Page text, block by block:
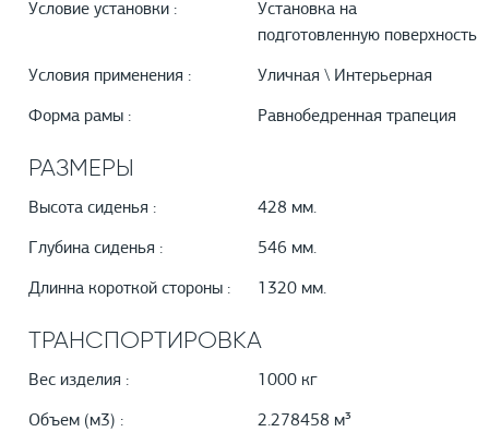
Условие установки :
Установка на
подготовленную поверхность
Условия применения : Уличная \ Интерьерная
Форма рамы : Равнобедренная трапеция
РАЗМЕРЫ
Высота сиденья : 428 мм.
Глубина сиденья : 546 мм.
Длинна короткой стороны : 1320 мм.
ТРАНСПОРТИРОВКА
Вес изделия : 1000 кг
Объем (м3) : 2.278458 м³